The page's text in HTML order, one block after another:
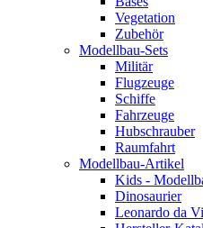
Vegetation
Zubehör
Modellbau-Sets
Militär
Flugzeuge
Schiffe
Fahrzeuge
Hubschrauber
Raumfahrt
Modellbau-Artikel
Kids -
Dinosaurier
Leonardo da